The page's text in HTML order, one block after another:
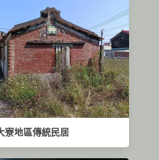
寮地區傳統民居